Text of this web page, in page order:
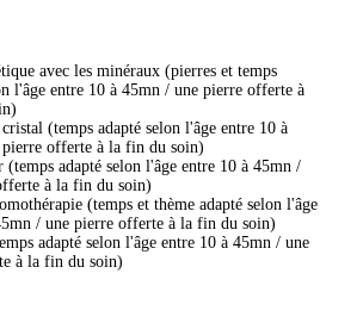
avec les minéraux (pierres et temps
l'âge entre 10 à 45mn / une pierre offerte à
(temps adapté selon l'âge entre 10 à
offerte à la fin du soin)
(temps adapté selon l'âge entre 10 à 45mn /
à la fin du soin)
(temps et thème adapté selon l'âge
/ une pierre offerte à la fin du soin)
adapté selon l'âge entre 10 à 45mn / une
à la fin du soin)